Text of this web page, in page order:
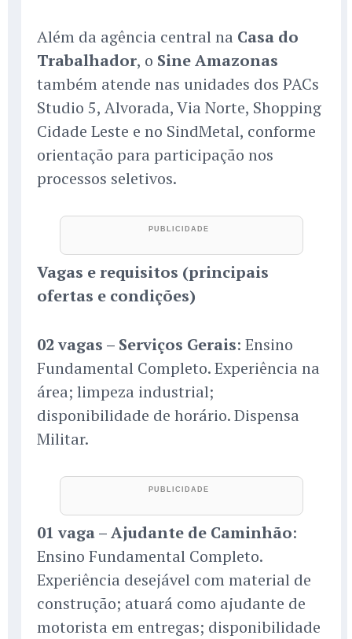
Além da agência central na Casa do
Trabalhador, o Sine Amazonas
também atende nas unidades dos PACs
Studio 5, Alvorada, Via Norte, Shopping
Cidade Leste e no SindMetal, conforme
orientação para participação nos
processos seletivos.
Vagas e requisitos (principais
ofertas e condições)
02 vagas – Serviços Gerais: Ensino
Fundamental Completo. Experiência na
área; limpeza industrial;
disponibilidade de horário. Dispensa
Militar.
01 vaga – Ajudante de Caminhão:
Ensino Fundamental Completo.
Experiência desejável com material de
construção; atuará como ajudante de
motorista em entregas; disponibilidade